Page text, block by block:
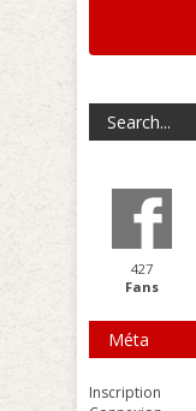
427
Fans
Méta
Inscription